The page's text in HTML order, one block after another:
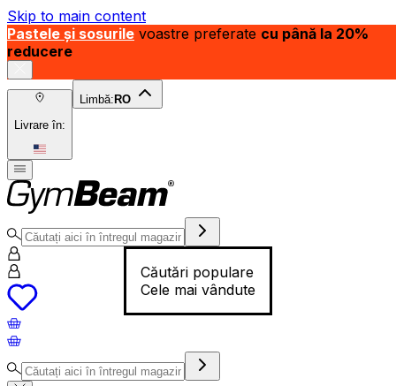
Skip to main content
Pastele și sosurile voastre preferate cu până la 20%
reducere
Livrare în:
Limbă: RO
Căutări populare
Cele mai vândute